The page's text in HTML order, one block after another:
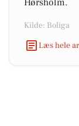
Hørsholm.
Kilde: Boliga
Læs hele